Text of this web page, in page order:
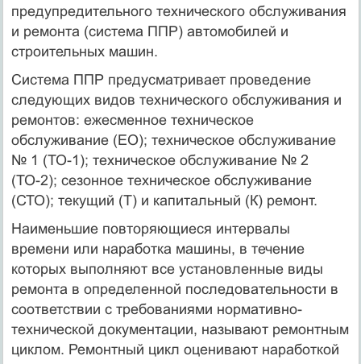
предупредительного технического обслуживания
и ремонта (система ППР) автомобилей и
строительных машин.
Система ППР предусматривает проведение
следующих видов технического обслуживания и
ремонтов: ежесменное техническое
обслуживание (ЕО); техническое обслуживание
№ 1 (ТО-1); техническое обслуживание № 2
(ТО-2); сезонное техническое обслуживание
(СТО); текущий (Т) и капитальный (К) ремонт.
Наименьшие повторяющиеся интервалы
времени или наработка машины, в течение
которых выполняют все установленные виды
ремонта в определенной последовательности в
соответствии с требованиями нормативно-
технической документации, называют ремонтным
циклом. Ремонтный цикл оценивают наработкой